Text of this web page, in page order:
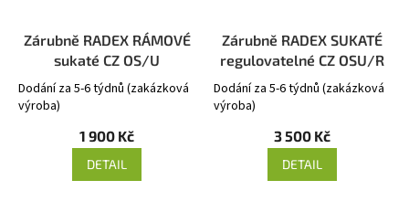
Zárubně RADEX RÁMOVÉ
sukaté CZ OS/U
Dodání za 5-6 týdnů (zakázková
výroba)
1 900 Kč
DETAIL
Zárubně RADEX SUKATÉ
regulovatelné CZ OSU/R
Dodání za 5-6 týdnů (zakázková
výroba)
3 500 Kč
DETAIL